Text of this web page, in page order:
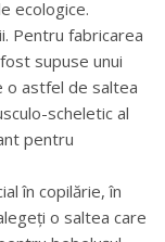
ecologice.
Pentru fabricarea
supuse unui
o astfel de saltea
scheletic al
pentru
în copilărie, în
o saltea care